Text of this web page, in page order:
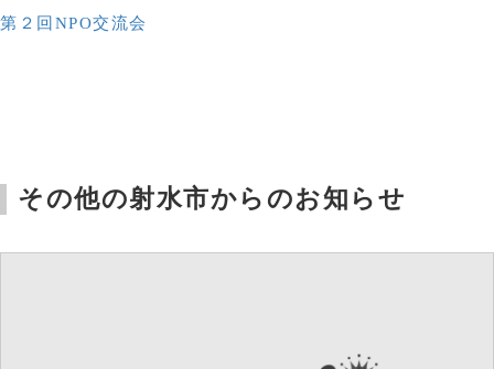
第２回NPO交流会
その他の射水市からのお知らせ